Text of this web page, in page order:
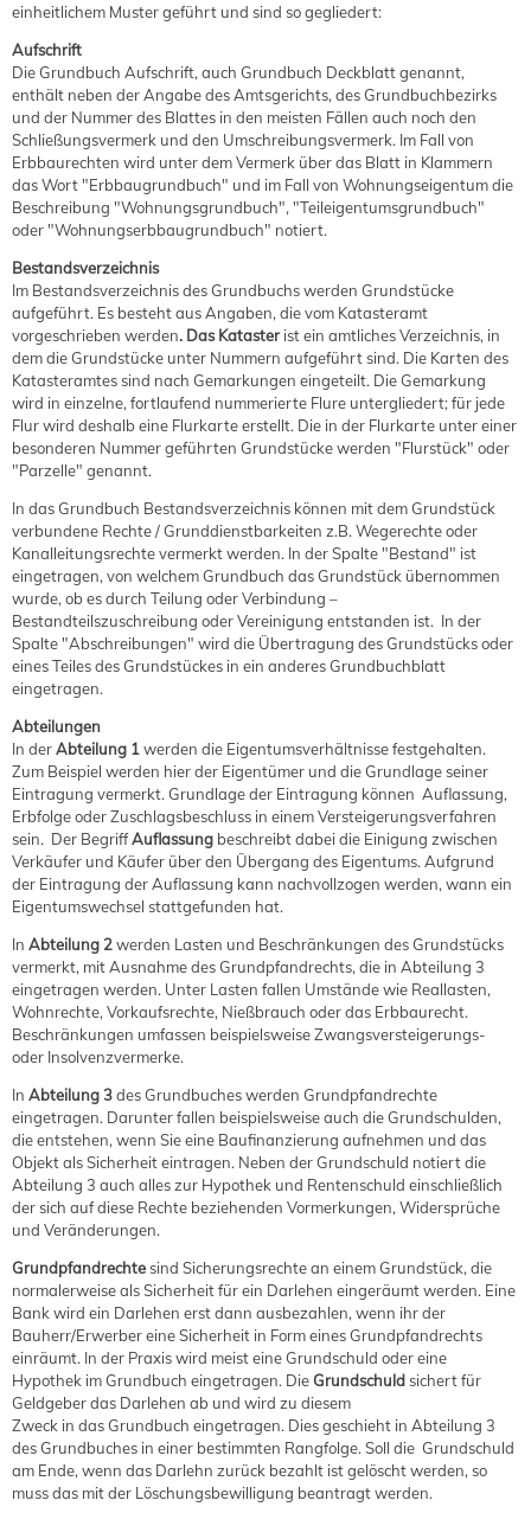
einheitlichem Muster geführt und sind so gegliedert:
Aufschrift
Die Grundbuch Aufschrift, auch Grundbuch Deckblatt genannt,
enthält neben der Angabe des Amtsgerichts, des Grundbuchbezirks
und der Nummer des Blattes in den meisten Fällen auch noch den
Schließungsvermerk und den Umschreibungsvermerk. Im Fall von
Erbbaurechten wird unter dem Vermerk über das Blatt in Klammern
das Wort "Erbbaugrundbuch" und im Fall von Wohnungseigentum die
Beschreibung "Wohnungsgrundbuch", "Teileigentumsgrundbuch"
oder "Wohnungserbbaugrundbuch" notiert.
Bestandsverzeichnis
Im Bestandsverzeichnis des Grundbuchs werden Grundstücke
aufgeführt. Es besteht aus Angaben, die vom Katasteramt
vorgeschrieben werden. Das Katasterist ein amtliches Verzeichnis, in
dem die Grundstücke unter Nummern aufgeführt sind. Die Karten des
Katasteramtes sind nach Gemarkungen eingeteilt. Die Gemarkung
wird in einzelne, fortlaufend nummerierte Flure untergliedert; für jede
Flur wird deshalb eine Flurkarte erstellt. Die in der Flurkarte unter einer
besonderen Nummer geführten Grundstücke werden "Flurstück" oder
"Parzelle" genannt.
In das Grundbuch Bestandsverzeichnis können mit dem Grundstück
verbundene Rechte / Grunddienstbarkeiten z.B. Wegerechte oder
Kanalleitungsrechte vermerkt werden. In der Spalte "Bestand" ist
eingetragen, von welchem Grundbuch das Grundstück übernommen
wurde, ob es durch Teilung oder Verbindung –
Bestandteilszuschreibung oder Vereinigung entstanden ist. In der
Spalte "Abschreibungen" wird die Übertragung des Grundstücks oder
eines Teiles des Grundstückes in ein anderes Grundbuchblatt
eingetragen.
Abteilungen
In derAbteilung 1werden die Eigentumsverhältnisse festgehalten.
Zum Beispiel werden hier der Eigentümer und die Grundlage seiner
Eintragung vermerkt. Grundlage der Eintragung können Auflassung,
Erbfolge oder Zuschlagsbeschluss in einem Versteigerungsverfahren
sein. Der BegriffAuflassung beschreibt dabei die Einigung zwischen
Verkäufer und Käufer über den Übergang des Eigentums. Aufgrund
der Eintragung der Auflassung kann nachvollzogen werden, wann ein
Eigentumswechsel stattgefunden hat.
In Abteilung 2werden Lasten und Beschränkungen des Grundstücks
vermerkt, mit Ausnahme des Grundpfandrechts, die in Abteilung 3
eingetragen werden. Unter Lasten fallen Umstände wie Reallasten,
Wohnrechte, Vorkaufsrechte, Nießbrauch oder das Erbbaurecht.
Beschränkungen umfassen beispielsweise Zwangsversteigerungs-
oder Insolvenzvermerke.
In Abteilung 3des Grundbuches werden Grundpfandrechte
eingetragen. Darunter fallen beispielsweise auch die Grundschulden,
die entstehen, wenn Sie eine Baufinanzierung aufnehmen und das
Objekt als Sicherheit eintragen. Neben der Grundschuld notiert die
Abteilung 3 auch alles zur Hypothek und Rentenschuld einschließlich
der sich auf diese Rechte beziehenden Vormerkungen, Widersprüche
und Veränderungen.
Grundpfandrechte sind Sicherungsrechte an einem Grundstück, die
normalerweise als Sicherheit für ein Darlehen eingeräumt werden. Eine
Bank wird ein Darlehen erst dann ausbezahlen, wenn ihr der
Bauherr/Erwerber eine Sicherheit in Form eines Grundpfandrechts
einräumt. In der Praxis wird meist eine Grundschuld oder eine
Hypothek im Grundbuch eingetragen. DieGrundschuld sichert für
Geldgeber das Darlehen ab und wird zu diesem
Zweck in das Grundbuch eingetragen. Dies geschieht in Abteilung 3
des Grundbuches in einer bestimmten Rangfolge. Soll die Grundschuld
am Ende, wenn das Darlehn zurück bezahlt ist gelöscht werden, so
muss das mit der Löschungsbewilligung beantragt werden.